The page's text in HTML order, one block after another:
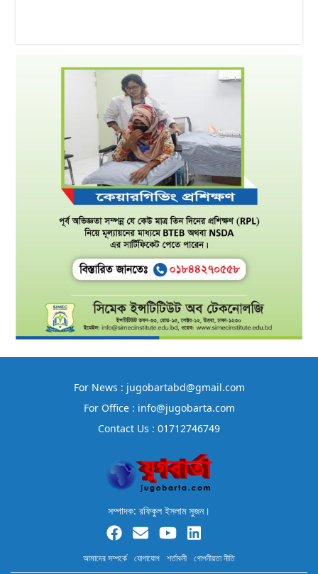
For News : jugobartabd@gmail.com
For Office : info@jugobarta.com
Contact Us : 01712746749
সম্পাদক: রফিকুল ইসলাম সুজন।
আমাদের সম্পর্কে যোগাযোগ শর্তাবলী গোপনীয়তা নীতি